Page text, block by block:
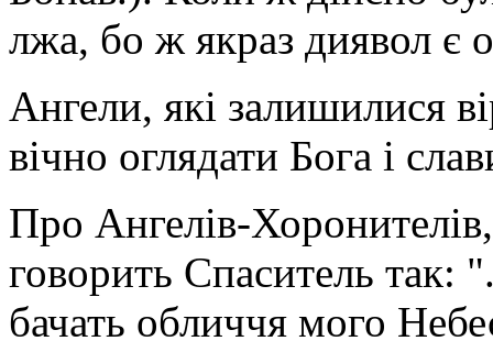
лжа, бо ж якраз диявол є
Ангели, які залишилися
вічно оглядати Бога і
Про Ангелів-
говорить Спаситель так:
бачать обличчя мого